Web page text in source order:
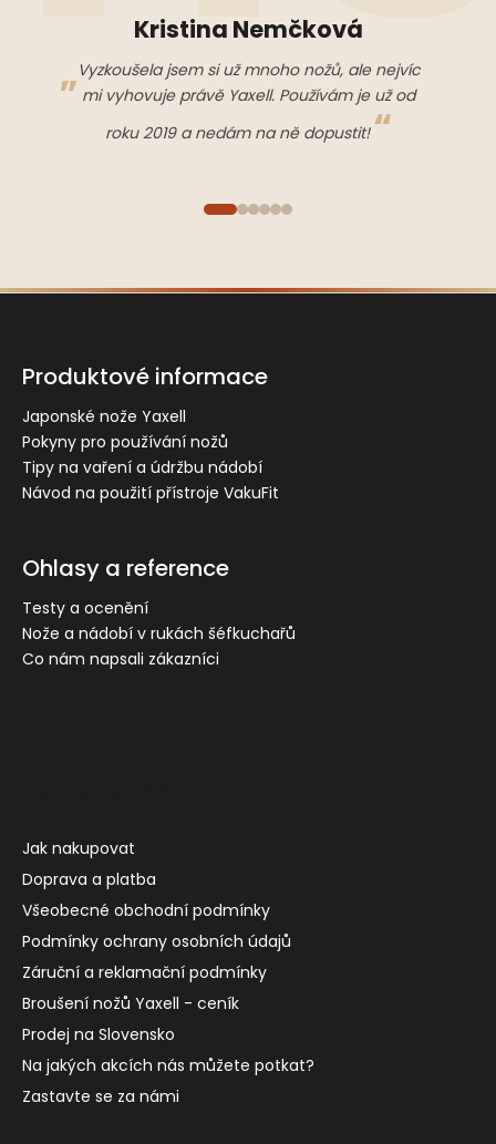
Kristina Nemčková
Vyzkoušela jsem si už mnoho nožů, ale nejvíc
mi vyhovuje právě Yaxell. Používám je už od
roku 2019 a nedám na ně dopustit!
Z
Produktové informace
Japonské nože Yaxell
Pokyny pro používání nožů
Tipy na vaření a údržbu nádobí
Návod na použití přístroje VakuFit
Ohlasy a reference
Testy a ocenění
Nože a nádobí v rukách šéfkuchařů
Co nám napsali zákazníci
Jak nakupovat
Doprava a platba
Všeobecné obchodní podmínky
Podmínky ochrany osobních údajů
Záruční a reklamační podmínky
Broušení nožů Yaxell - ceník
Prodej na Slovensko
Na jakých akcích nás můžete potkat?
Zastavte se za námi